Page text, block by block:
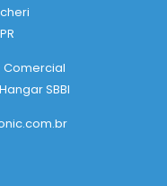
Comercial
SBBI